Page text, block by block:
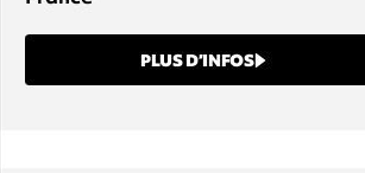
PLUS D’INFOS